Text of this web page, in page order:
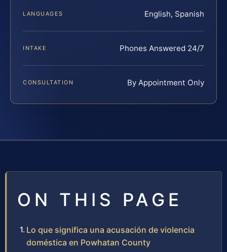
LANGUAGES English, Spanish
INTAKE Phones Answered 24/7
CONSULTATION By Appointment Only
ON THIS PAGE
Lo que significa una acusación de violencia
doméstica en Powhatan County